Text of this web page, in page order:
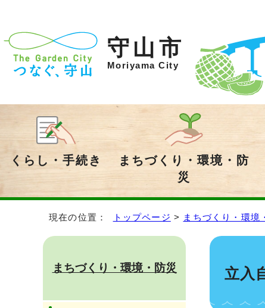
守山市
Moriyama City
くらし・手続き
まちづくり・環境・防
災
現在の位置： トップページ > まちづくり・環境
立入
まちづくり・環境・防災